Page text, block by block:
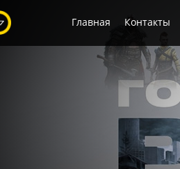
Главная Контакты